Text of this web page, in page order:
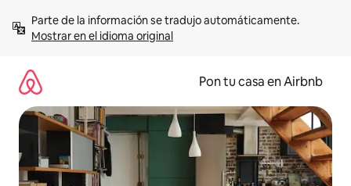
contenidoMostrar en el idioma original
Pon tu casa en Airbnb